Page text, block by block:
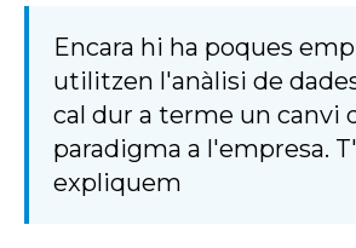
Encara hi ha poques
utilitzen l'anàlisi de
cal dur a terme un canvi
paradigma a l'empresa.
expliquem